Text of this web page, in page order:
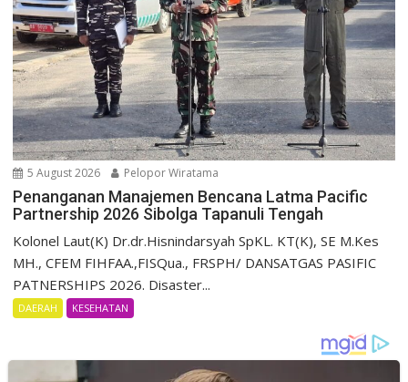
5 August 2026 Pelopor Wiratama
Penanganan Manajemen Bencana Latma Pacific
Partnership 2026 Sibolga Tapanuli Tengah
Kolonel Laut(K) Dr.dr.Hisnindarsyah SpKL. KT(K), SE M.Kes
MH., CFEM FIHFAA.,FISQua., FRSPH/ DANSATGAS PASIFIC
PATNERSHIPS 2026. Disaster...
DAERAH KESEHATAN